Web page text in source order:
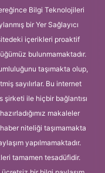
Bilgi Teknolojileri
bir Yer Sağlayıcı
içerikleri proaktif
bulunmamaktadır.
taşımakta olup,
sayılırlar. Bu internet
şirketi ile hiçbir bağlantısı
makaleler
niteliği taşımamakta
yapılmamaktadır.
tamamen tesadüfidir.